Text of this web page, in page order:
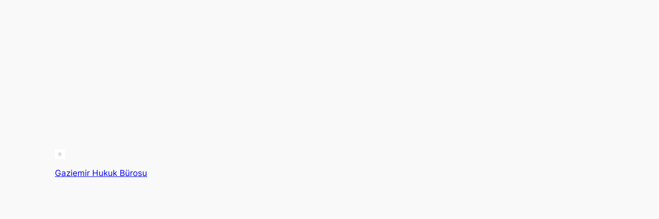
Gaziemir Hukuk Bürosu